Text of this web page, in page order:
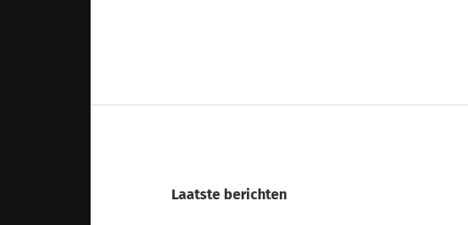
Laatste berichten